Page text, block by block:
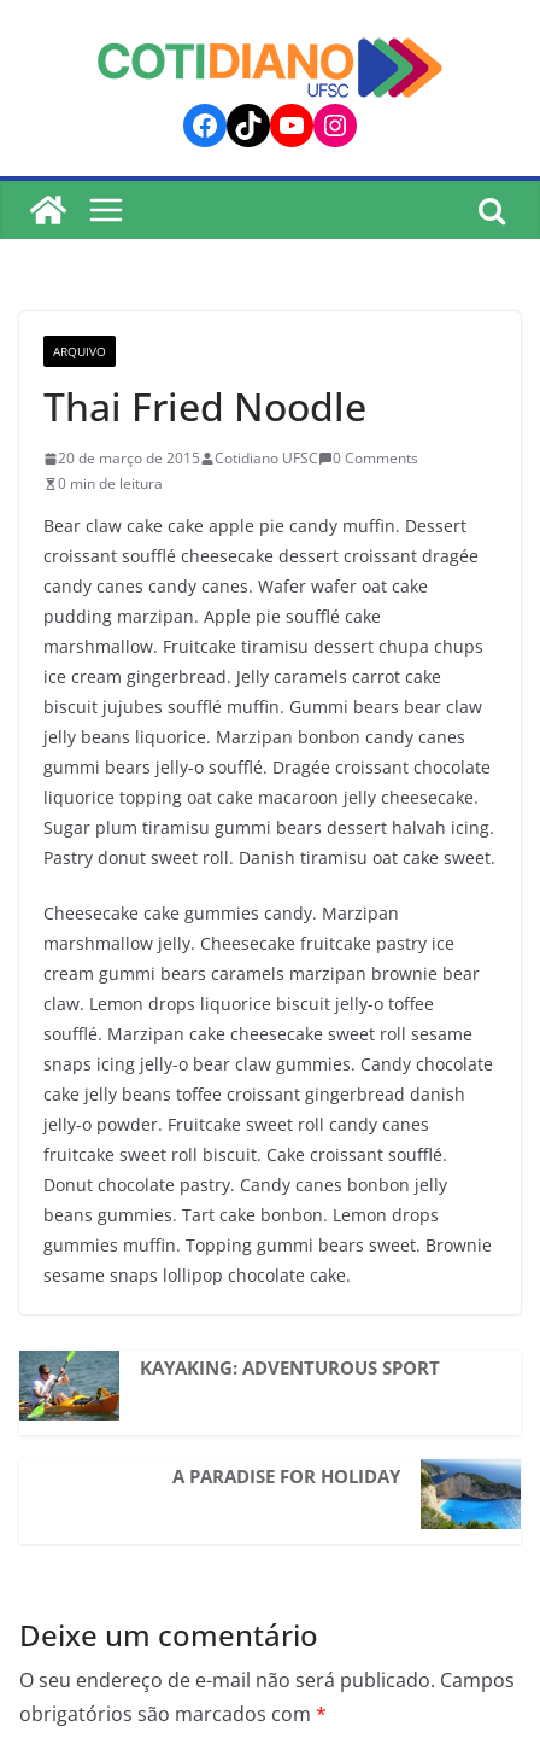
Facebook
TikTokYouTube
Instagram
ARQUIVO
Thai Fried Noodle
20 de março de 2015 Cotidiano UFSC
0 Comments
0 min de leitura
Bear claw cake cake apple pie candy muffin. Dessert
croissant soufflé cheesecake dessert croissant dragée
candy canes candy canes. Wafer wafer oat cake
pudding marzipan. Apple pie soufflé cake
marshmallow. Fruitcake tiramisu dessert chupa chups
ice cream gingerbread. Jelly caramels carrot cake
biscuit jujubes soufflé muffin. Gummi bears bear claw
jelly beans liquorice. Marzipan bonbon candy canes
gummi bears jelly-o soufflé. Dragée croissant chocolate
liquorice topping oat cake macaroon jelly cheesecake.
Sugar plum tiramisu gummi bears dessert halvah icing.
Pastry donut sweet roll. Danish tiramisu oat cake sweet.
Cheesecake cake gummies candy. Marzipan
marshmallow jelly. Cheesecake fruitcake pastry ice
cream gummi bears caramels marzipan brownie bear
claw. Lemon drops liquorice biscuit jelly-o toffee
soufflé. Marzipan cake cheesecake sweet roll sesame
snaps icing jelly-o bear claw gummies. Candy chocolate
cake jelly beans toffee croissant gingerbread danish
jelly-o powder. Fruitcake sweet roll candy canes
fruitcake sweet roll biscuit. Cake croissant soufflé.
Donut chocolate pastry. Candy canes bonbon jelly
beans gummies. Tart cake bonbon. Lemon drops
gummies muffin. Topping gummi bears sweet. Brownie
sesame snaps lollipop chocolate cake.
KAYAKING: ADVENTUROUS SPORT
A PARADISE FOR HOLIDAY
Deixe um comentário
O seu endereço de e-mail não será publicado. Campos
obrigatórios são marcados com *